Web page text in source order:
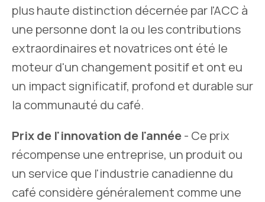
plus haute distinction décernée par l'ACC à
une personne dont la ou les contributions
extraordinaires et novatrices ont été le
moteur d'un changement positif et ont eu
un impact significatif, profond et durable sur
la communauté du café.
Prix de l'innovation de l'année- Ce prix
récompense une entreprise, un produit ou
un service que l'industrie canadienne du
café considère généralement comme une